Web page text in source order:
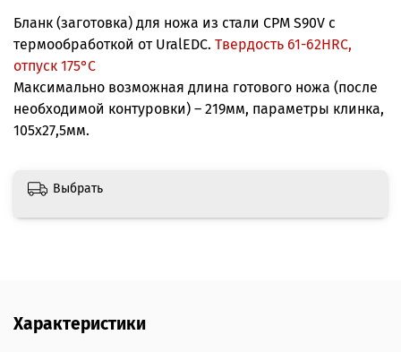
Бланк (заготовка) для ножа из стали CPM S90V с
термообработкой от UralEDC. Твердость 61-62HRC,
отпуск 175°С
Максимально возможная длина готового ножа (после
необходимой контуровки) – 219мм, параметры клинка,
105х27,5мм.
Выбрать
Характеристики